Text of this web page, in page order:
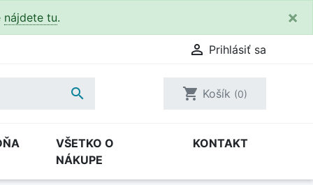
nájdete tu. ×
 Prihlásiť sa
 shopping_cart Košík (0)
VŠETKO O
NÁKUPE
KONTAKT